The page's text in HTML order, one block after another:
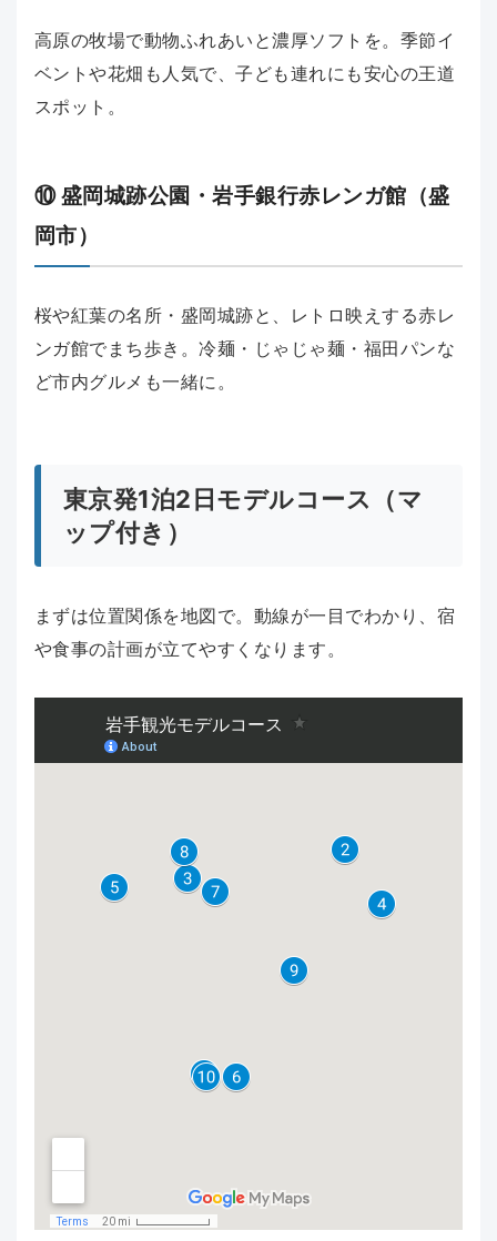
高原の牧場で動物ふれあいと濃厚ソフトを。季節イ
ベントや花畑も人気で、子ども連れにも安心の王道
スポット。
⑩ 盛岡城跡公園・岩手銀行赤レンガ館（盛
岡市）
桜や紅葉の名所・盛岡城跡と、レトロ映えする赤レ
ンガ館でまち歩き。冷麺・じゃじゃ麺・福田パンな
ど市内グルメも一緒に。
東京発1泊2日モデルコース（マ
ップ付き）
まずは位置関係を地図で。動線が一目でわかり、宿
や食事の計画が立てやすくなります。